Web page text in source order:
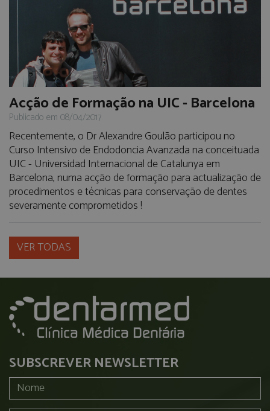
Acção de Formação na UIC - Barcelona
Publicado em 08/04/2017
Recentemente, o Dr Alexandre Goulão participou no
Curso Intensivo de Endodoncia Avanzada na conceituada
UIC - Universidad Internacional de Catalunya em
Barcelona, numa acção de formação para actualização de
procedimentos e técnicas para conservação de dentes
severamente comprometidos !
VER TODAS
SUBSCREVER NEWSLETTER